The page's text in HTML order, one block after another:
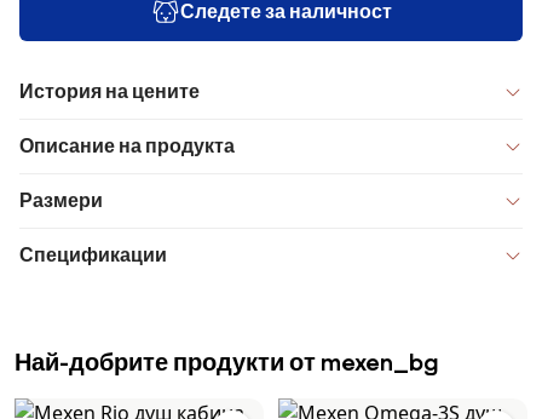
Следете за наличност
История на цените
Описание на продукта
Размери
Спецификации
Най-добрите продукти от mexen_bg